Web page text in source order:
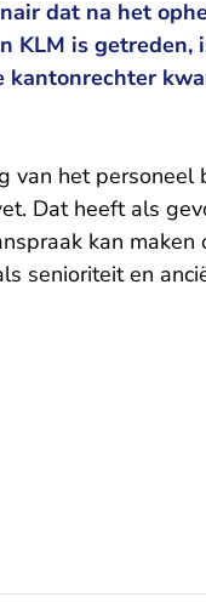
dat na het
KLM is
het personeel
Dat heeft als
kan
senioriteit en